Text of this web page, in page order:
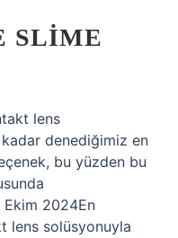
SLIME
lens
kadar denediğimiz en
bu yüzden bu
2024En
lens solüsyonuyla